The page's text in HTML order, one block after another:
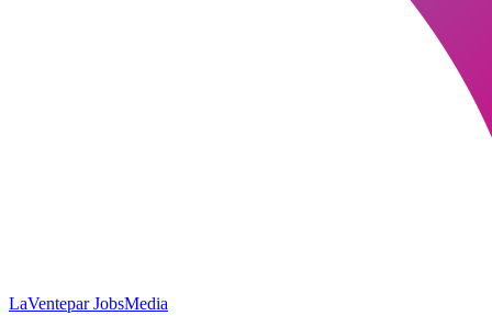
LaVentepar JobsMedia